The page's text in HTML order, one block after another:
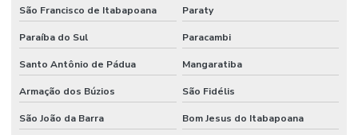
Higienização De Escritórios
Higienização De Superfícies Comerciais E Industriais
São Francisco de Itabapoana Paraty
Paraíba do Sul Paracambi
Santo Antônio de Pádua Mangaratiba
Armação dos Búzios São Fidélis
São João da Barra Bom Jesus do Itabapoana